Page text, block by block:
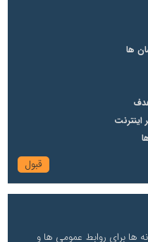
ها
ها برای روابط عمومی ها و